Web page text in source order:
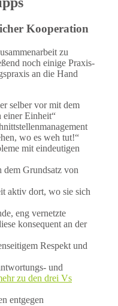
Kooperation
zu
noch einige Praxis-
an die Hand
selber vor mit dem
einer Einheit“
wo es weh tut!“
mit eindeutigen
dem Grundsatz von
aktiv dort, wo sie sich
eng vernetzte
konsequent an der
Respekt und
und
zu den drei Vs
entgegen